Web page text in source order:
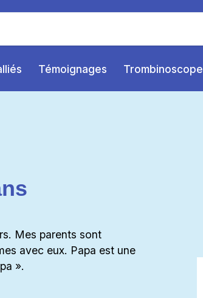
Témoignages Trombinoscope
Mes parents sont
avec eux. Papa est une
».